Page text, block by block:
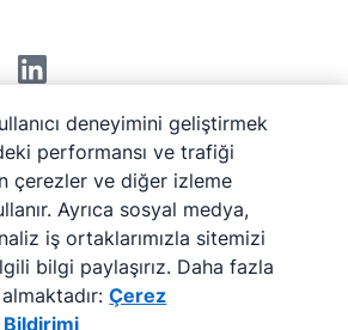
Bir Satış CRM'idir.
deneyimini geliştirmek
performansı ve trafiği
çerezler ve diğer izleme
Ayrıca sosyal medya,
iş ortaklarımızla sitemizi
bilgi paylaşırız. Daha fazla
Çerez